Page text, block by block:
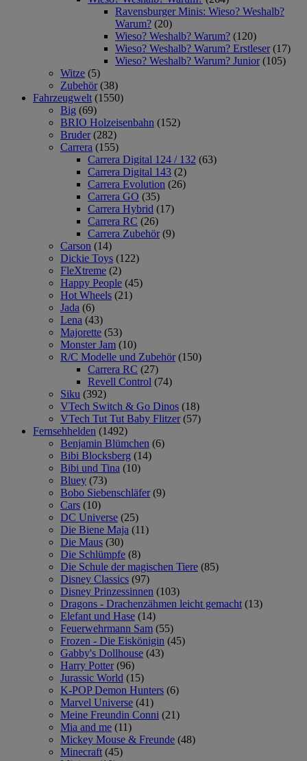
Ravensburger Minis: Wieso? Weshalb?
Warum? (20)
Wieso? Weshalb? Warum? (120)
Wieso? Weshalb? Warum? Erstleser (17)
Wieso? Weshalb? Warum? Junior (105)
Witze (5)
Zubehör (38)
Fahrzeugwelt (1550)
Big (69)
BRIO Holzeisenbahn (152)
Bruder (282)
Carrera (155)
Carrera Digital 124 / 132 (63)
Carrera Digital 143 (2)
Carrera Evolution (26)
Carrera GO (35)
Carrera Hybrid (17)
Carrera RC (26)
Carrera Zubehör (9)
Carson (14)
Dickie Toys (122)
FleXtreme (2)
Happy People (45)
Hot Wheels (21)
Jada (6)
Lena (43)
Majorette (53)
Monster Jam (10)
R/C Modelle und Zubehör (150)
Carrera RC (27)
Revell Control (74)
Siku (392)
VTech Switch & Go Dinos (18)
VTech Tut Tut Baby Flitzer (57)
Fernsehhelden (1492)
Benjamin Blümchen (6)
Bibi Blocksberg (14)
Bibi und Tina (10)
Bluey (73)
Bobo Siebenschläfer (9)
Cars (10)
DC Universe (25)
Die Biene Maja (11)
Die Maus (30)
Die Schlümpfe (8)
Die Schule der magischen Tiere (85)
Disney Classics (97)
Disney Prinzessinnen (103)
Dragons - Drachenzähmen leicht gemacht (13)
Elefant und Hase (14)
Feuerwehrmann Sam (55)
Frozen - Die Eiskönigin (45)
Gabby's Dollhouse (43)
Harry Potter (96)
Jurassic World (15)
K-POP Demon Hunters (6)
Marvel Universe (41)
Meine Freundin Conni (21)
Mia and me (11)
Mickey Mouse & Freunde (48)
Minecraft (45)